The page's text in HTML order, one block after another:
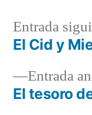
deEntrada
El tesoro
Entrada
El Cid y